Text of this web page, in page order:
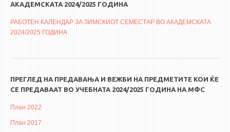
АКАДЕМСКАТА 2024/2025 ГОДИНА
РАБОТЕН КАЛЕНДАР ЗА ЗИМСКИОТ СЕМЕСТАР ВО АКАДЕМСКАТА
2024/2025 ГОДИНА
ПРЕГЛЕД НА ПРЕДАВАЊА И ВЕЖБИ НА ПРЕДМЕТИТЕ КОИ ЌЕ
СЕ ПРЕДАВААТ ВО УЧЕБНАТА 2024/2025 ГОДИНА НА МФС
План 2022
План 2017